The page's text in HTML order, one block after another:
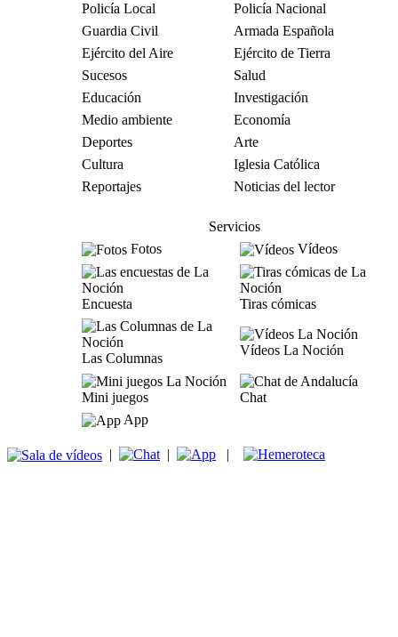
Policía Local
Policía Nacional
Guardia Civil
Armada Española
Ejército del Aire
Ejército de Tierra
Sucesos
Salud
Educación
Investigación
Medio ambiente
Economía
Deportes
Arte
Cultura
Iglesia Católica
Reportajes
Noticias del lector
Servicios
Fotos
Vídeos
Encuesta Tiras cómicas
Las Columnas
Vídeos La Noción
Mini juegos
Chat
App
| | |